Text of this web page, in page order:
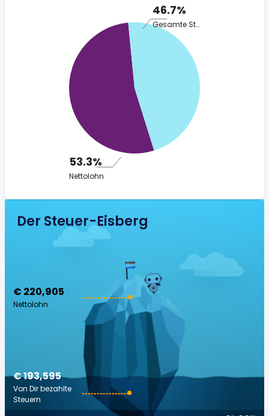
46.7%
Gesamte Steuer
53.3%
Nettolohn
Der Steuer-Eisberg
€ 220,905
Nettolohn
€ 193,595
Von Dir bezahlte
Steuern